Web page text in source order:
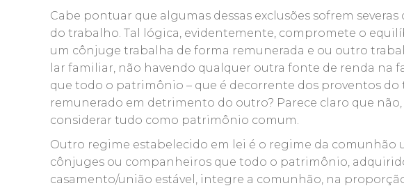
Cabe pontuar que algumas dessas exclusões sofrem
do trabalho. Tal lógica, evidentemente, compromete o
um cônjuge trabalha de forma remunerada e ou outro
lar familiar, não havendo qualquer outra fonte de renda na
que todo o patrimônio – que é decorrente dos proventos
remunerado em detrimento do outro? Parece claro que não,
considerar tudo como patrimônio comum.
Outro regime estabelecido em lei é o regime da comunhão
cônjuges ou companheiros que todo o patrimônio,
casamento/união estável, integre a comunhão, na